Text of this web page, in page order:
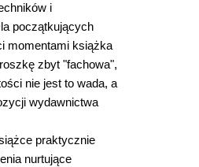
i
początkujących
momentami książka
zbyt "fachowa",
nie jest to wada, a
wydawnictwa
praktycznie
nurtujące